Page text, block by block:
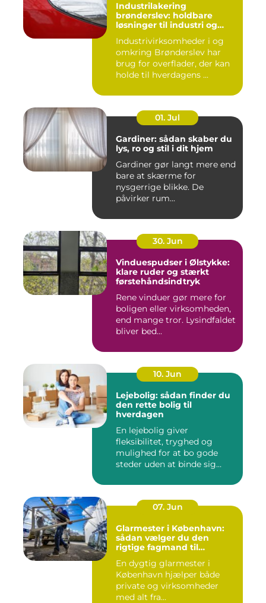
Industrilakering
brønderslev: holdbare
løsninger til industri og
Industrivirksomheder i og
omkring Brønderslev har
brug for overflader, der kan
holde til hverdagens ...
01. Jul
Gardiner: sådan skaber du
lys, ro og stil i dit hjem
Gardiner gør langt mere end
bare at skærme for
nysgerrige blikke. De
påvirker rum...
30. Jun
Vinduespudser i Ølstykke:
klare ruder og stærkt
førstehåndsindtryk
Rene vinduer gør mere for
boligen eller virksomheden,
end mange tror. Lysindfaldet
bliver bed...
10. Jun
Lejebolig: sådan finder du
den rette bolig til
hverdagen
En lejebolig giver
fleksibilitet, tryghed og
mulighed for at bo gode
steder uden at binde sig
07. Jun
Glarmester i København:
sådan vælger du den
rigtige fagmand til
En dygtig glarmester i
København hjælper både
private og virksomheder
med alt fra...